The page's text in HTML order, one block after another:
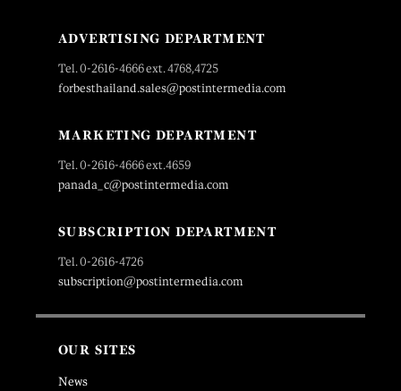
ADVERTISING DEPARTMENT
Tel. 0-2616-4666 ext. 4768,4725
forbesthailand.sales@postintermedia.com
MARKETING DEPARTMENT
Tel. 0-2616-4666 ext.4659
panada_c@postintermedia.com
SUBSCRIPTION DEPARTMENT
Tel. 0-2616-4726
subscription@postintermedia.com
OUR SITES
News